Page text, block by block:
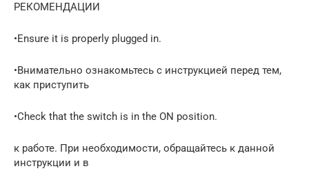
РЕКОМЕНДАЦИИ
•Ensure it is properly plugged in.
•Внимательно ознакомьтесь с инструкцией перед тем,
как приступить
•Check that the switch is in the ON position.
к работе. При необходимости, обращайтесь к данной
инструкции и в